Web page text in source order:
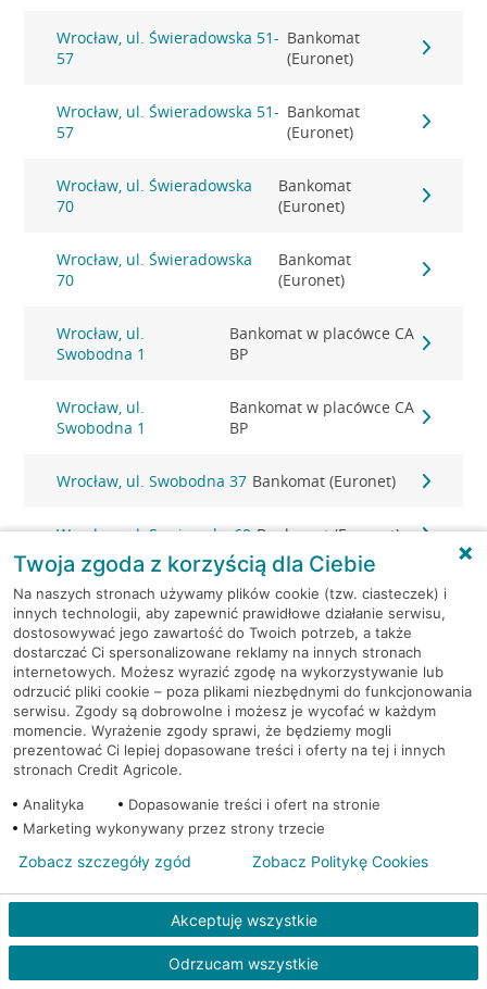
Wrocław, ul. Świeradowska 51-
57
Bankomat
(Euronet)
Wrocław, ul. Świeradowska 51-
57
Bankomat
(Euronet)
Wrocław, ul. Świeradowska
70
Bankomat
(Euronet)
Wrocław, ul. Świeradowska
70
Bankomat
(Euronet)
Wrocław, ul.
Swobodna 1
Bankomat w placówce CA
BP
Wrocław, ul.
Swobodna 1
Bankomat w placówce CA
BP
Wrocław, ul. Swobodna 37 Bankomat (Euronet)
Wrocław, ul. Swojczycka 69 Bankomat (Euronet)
Wrocław, ul. Św. Wincentego
1
Bankomat
(Euronet)
Wrocław, ul. Św. Wincentego
1
Bankomat
(Euronet)
Wrocław, ul. Tęczowa 22/3a Bankomat (Euronet)
Wrocław, ul. Wapienna 35 Bankomat (Euronet)
Wrocław, ul. Widna 2A Bankomat (Euronet)
Wrocław, ul. Widna 2A Bankomat (Euronet)
Twoja zgoda z korzyścią dla Ciebie
Na naszych stronach używamy plików cookie (tzw. ciasteczek) i
innych technologii, aby zapewnić prawidłowe działanie serwisu,
dostosowywać jego zawartość do Twoich potrzeb, a także
dostarczać Ci spersonalizowane reklamy na innych stronach
internetowych. Możesz wyrazić zgodę na wykorzystywanie lub
odrzucić pliki cookie – poza plikami niezbędnymi do funkcjonowania
serwisu. Zgody są dobrowolne i możesz je wycofać w każdym
momencie. Wyrażenie zgody sprawi, że będziemy mogli
prezentować Ci lepiej dopasowane treści i oferty na tej i innych
stronach Credit Agricole.
Analityka
Dopasowanie treści i ofert na stronie
Marketing wykonywany przez strony trzecie
Akceptuję wszystkie
Odrzucam wszystkie
Zobacz szczegóły zgód Zobacz Politykę Cookies